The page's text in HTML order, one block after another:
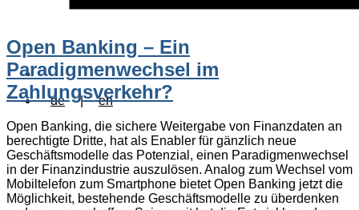
de | en
Open Banking – Ein
Paradigmenwechsel im
Zahlungsverkehr?
Open Banking, die sichere Weitergabe von Finanzdaten an
berechtigte Dritte, hat als Enabler für gänzlich neue
Geschäftsmodelle das Potenzial, einen Paradigmenwechsel
in der Finanzindustrie auszulösen. Analog zum Wechsel vom
Mobiltelefon zum Smartphone bietet Open Banking jetzt die
Möglichkeit, bestehende Geschäftsmodelle zu überdenken